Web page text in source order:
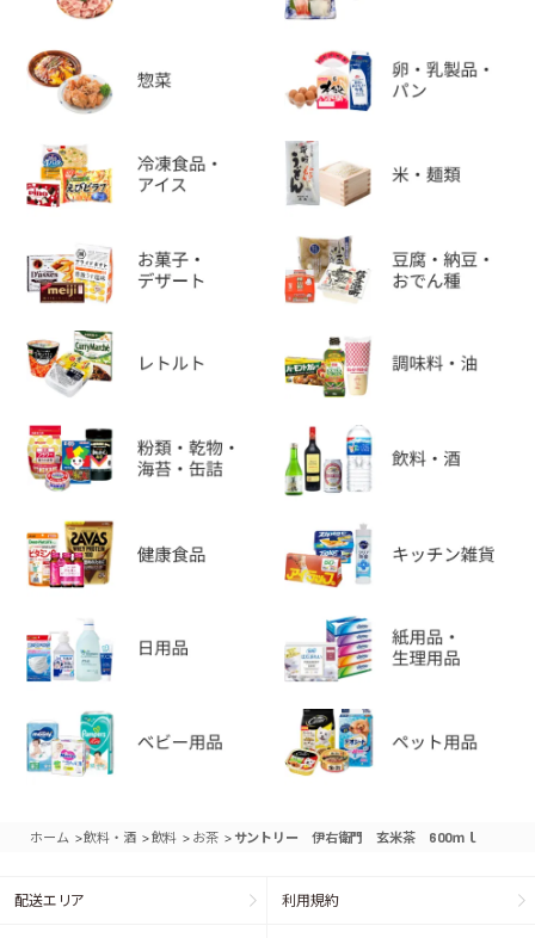
ホーム >飲料・酒 >飲料 > お茶 > サントリー 伊右衛門 玄米茶 600ｍｌ
配送エリア 利用規約